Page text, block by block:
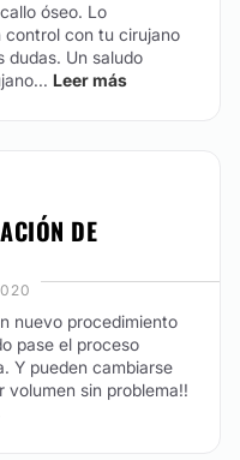
óseo. Lo
control con tu cirujano
dudas. Un saludo
Leer más
DE
nuevo procedimiento
pase el proceso
Y pueden cambiarse
volumen sin problema!!